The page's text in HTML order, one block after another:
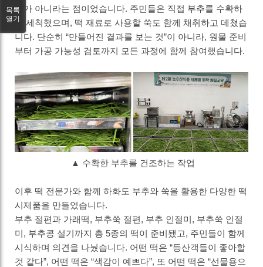
자가 아니라는 점이었습니다. 주민들은 직접 부추를 수확하
고 세척했으며 , 떡 재료로 사용할 쑥도 함께 채취하고 데쳤습
니다. 단순히“만들어진 결과를 보는 것”이 아니라, 원물 준비
부터 가공 가능성 검토까지 모든 과정에 함께 참여했습니다.
▲ 수확한 부추를 건조하는 작업
이후 떡 전문가와 함께 하화도 부추와 쑥을 활용한 다양한 떡
시제품을 만들었습니다.
부추 절편과 가래떡, 부추쑥 절편, 부추 인절미, 부추쑥 인절
미, 부추콩 설기까지 총 5종의 떡이 준비됐고, 주민들이 함께
시식하며 의견을 나눴습니다. 어떤 떡은“등산객들이 좋아할
것 같다”, 어떤 떡은“색감이 예쁘다”, 또 어떤 떡은“선물용으
목록
열기